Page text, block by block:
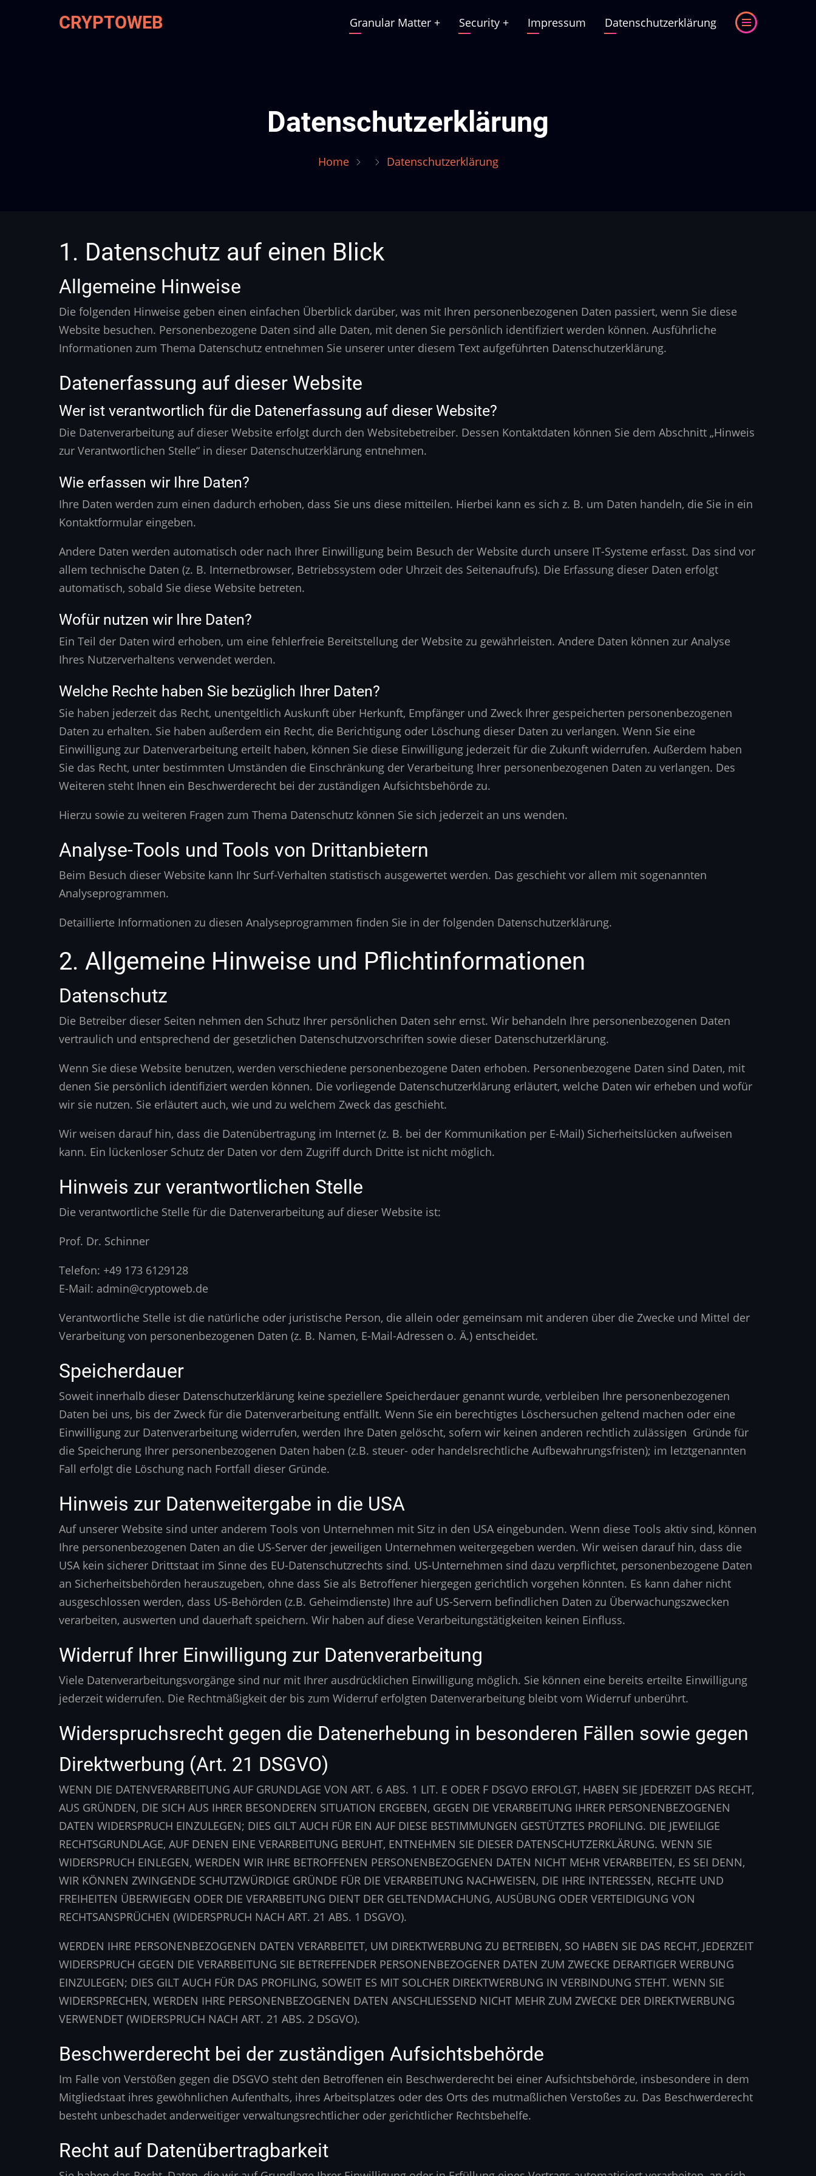
CRYPTOWEB
Main
Granular Matter + Security + Impressum Datenschutzerklärung
Datenschutzerklärung
Home Datenschutzerklärung
1. Datenschutz auf einen Blick
Allgemeine Hinweise
Die folgenden Hinweise geben einen einfachen Überblick darüber, was mit Ihren personenbezogenen Daten passiert, wenn Sie diese
Website besuchen. Personenbezogene Daten sind alle Daten, mit denen Sie persönlich identifiziert werden können. Ausführliche
Informationen zum Thema Datenschutz entnehmen Sie unserer unter diesem Text aufgeführten Datenschutzerklärung.
Datenerfassung auf dieser Website
Wer ist verantwortlich für die Datenerfassung auf dieser Website?
Die Datenverarbeitung auf dieser Website erfolgt durch den Websitebetreiber. Dessen Kontaktdaten können Sie dem Abschnitt „Hinweis
zur Verantwortlichen Stelle“ in dieser Datenschutzerklärung entnehmen.
Wie erfassen wir Ihre Daten?
Ihre Daten werden zum einen dadurch erhoben, dass Sie uns diese mitteilen. Hierbei kann es sich z. B. um Daten handeln, die Sie in ein
Kontaktformular eingeben.
Andere Daten werden automatisch oder nach Ihrer Einwilligung beim Besuch der Website durch unsere IT-Systeme erfasst. Das sind vor
allem technische Daten (z. B. Internetbrowser, Betriebssystem oder Uhrzeit des Seitenaufrufs). Die Erfassung dieser Daten erfolgt
automatisch, sobald Sie diese Website betreten.
Wofür nutzen wir Ihre Daten?
Ein Teil der Daten wird erhoben, um eine fehlerfreie Bereitstellung der Website zu gewährleisten. Andere Daten können zur Analyse
Ihres Nutzerverhaltens verwendet werden.
Welche Rechte haben Sie bezüglich Ihrer Daten?
Sie haben jederzeit das Recht, unentgeltlich Auskunft über Herkunft, Empfänger und Zweck Ihrer gespeicherten personenbezogenen
Daten zu erhalten. Sie haben außerdem ein Recht, die Berichtigung oder Löschung dieser Daten zu verlangen. Wenn Sie eine
Einwilligung zur Datenverarbeitung erteilt haben, können Sie diese Einwilligung jederzeit für die Zukunft widerrufen. Außerdem haben
Sie das Recht, unter bestimmten Umständen die Einschränkung der Verarbeitung Ihrer personenbezogenen Daten zu verlangen. Des
Weiteren steht Ihnen ein Beschwerderecht bei der zuständigen Aufsichtsbehörde zu.
Hierzu sowie zu weiteren Fragen zum Thema Datenschutz können Sie sich jederzeit an uns wenden.
Analyse-Tools und Tools von Dritt­anbietern
Beim Besuch dieser Website kann Ihr Surf-Verhalten statistisch ausgewertet werden. Das geschieht vor allem mit sogenannten
Analyseprogrammen.
Detaillierte Informationen zu diesen Analyseprogrammen finden Sie in der folgenden Datenschutzerklärung.
2. Allgemeine Hinweise und Pflicht­informationen
Datenschutz
Die Betreiber dieser Seiten nehmen den Schutz Ihrer persönlichen Daten sehr ernst. Wir behandeln Ihre personenbezogenen Daten
vertraulich und entsprechend der gesetzlichen Datenschutzvorschriften sowie dieser Datenschutzerklärung.
Wenn Sie diese Website benutzen, werden verschiedene personenbezogene Daten erhoben. Personenbezogene Daten sind Daten, mit
denen Sie persönlich identifiziert werden können. Die vorliegende Datenschutzerklärung erläutert, welche Daten wir erheben und wofür
wir sie nutzen. Sie erläutert auch, wie und zu welchem Zweck das geschieht.
Wir weisen darauf hin, dass die Datenübertragung im Internet (z. B. bei der Kommunikation per E-Mail) Sicherheitslücken aufweisen
kann. Ein lückenloser Schutz der Daten vor dem Zugriff durch Dritte ist nicht möglich.
Hinweis zur verantwortlichen Stelle
Die verantwortliche Stelle für die Datenverarbeitung auf dieser Website ist:
Prof. Dr. Schinner
Telefon: +49 173 6129128
E-Mail: admin@cryptoweb.de
Verantwortliche Stelle ist die natürliche oder juristische Person, die allein oder gemeinsam mit anderen über die Zwecke und Mittel der
Verarbeitung von personenbezogenen Daten (z. B. Namen, E-Mail-Adressen o. Ä.) entscheidet.
Speicherdauer
Soweit innerhalb dieser Datenschutzerklärung keine speziellere Speicherdauer genannt wurde, verbleiben Ihre personenbezogenen
Daten bei uns, bis der Zweck für die Datenverarbeitung entfällt. Wenn Sie ein berechtigtes Löschersuchen geltend machen oder eine
Einwilligung zur Datenverarbeitung widerrufen, werden Ihre Daten gelöscht, sofern wir keinen anderen rechtlich zulässigen Gründe für
die Speicherung Ihrer personenbezogenen Daten haben (z.B. steuer- oder handelsrechtliche Aufbewahrungsfristen); im letztgenannten
Fall erfolgt die Löschung nach Fortfall dieser Gründe.
Hinweis zur Datenweitergabe in die USA
Auf unserer Website sind unter anderem Tools von Unternehmen mit Sitz in den USA eingebunden. Wenn diese Tools aktiv sind, können
Ihre personenbezogenen Daten an die US-Server der jeweiligen Unternehmen weitergegeben werden. Wir weisen darauf hin, dass die
USA kein sicherer Drittstaat im Sinne des EU-Datenschutzrechts sind. US-Unternehmen sind dazu verpflichtet, personenbezogene Daten
an Sicherheitsbehörden herauszugeben, ohne dass Sie als Betroffener hiergegen gerichtlich vorgehen könnten. Es kann daher nicht
ausgeschlossen werden, dass US-Behörden (z.B. Geheimdienste) Ihre auf US-Servern befindlichen Daten zu Überwachungszwecken
verarbeiten, auswerten und dauerhaft speichern. Wir haben auf diese Verarbeitungstätigkeiten keinen Einfluss.
Widerruf Ihrer Einwilligung zur Datenverarbeitung
Viele Datenverarbeitungsvorgänge sind nur mit Ihrer ausdrücklichen Einwilligung möglich. Sie können eine bereits erteilte Einwilligung
jederzeit widerrufen. Die Rechtmäßigkeit der bis zum Widerruf erfolgten Datenverarbeitung bleibt vom Widerruf unberührt.
Widerspruchsrecht gegen die Datenerhebung in besonderen Fällen sowie gegen
Direktwerbung (Art. 21 DSGVO)
WENN DIE DATENVERARBEITUNG AUF GRUNDLAGE VON ART. 6 ABS. 1 LIT. E ODER F DSGVO ERFOLGT, HABEN SIE JEDERZEIT DAS RECHT,
AUS GRÜNDEN, DIE SICH AUS IHRER BESONDEREN SITUATION ERGEBEN, GEGEN DIE VERARBEITUNG IHRER PERSONENBEZOGENEN
DATEN WIDERSPRUCH EINZULEGEN; DIES GILT AUCH FÜR EIN AUF DIESE BESTIMMUNGEN GESTÜTZTES PROFILING. DIE JEWEILIGE
RECHTSGRUNDLAGE, AUF DENEN EINE VERARBEITUNG BERUHT, ENTNEHMEN SIE DIESER DATENSCHUTZERKLÄRUNG. WENN SIE
WIDERSPRUCH EINLEGEN, WERDEN WIR IHRE BETROFFENEN PERSONENBEZOGENEN DATEN NICHT MEHR VERARBEITEN, ES SEI DENN,
WIR KÖNNEN ZWINGENDE SCHUTZWÜRDIGE GRÜNDE FÜR DIE VERARBEITUNG NACHWEISEN, DIE IHRE INTERESSEN, RECHTE UND
FREIHEITEN ÜBERWIEGEN ODER DIE VERARBEITUNG DIENT DER GELTENDMACHUNG, AUSÜBUNG ODER VERTEIDIGUNG VON
RECHTSANSPRÜCHEN (WIDERSPRUCH NACH ART. 21 ABS. 1 DSGVO).
WERDEN IHRE PERSONENBEZOGENEN DATEN VERARBEITET, UM DIREKTWERBUNG ZU BETREIBEN, SO HABEN SIE DAS RECHT, JEDERZEIT
WIDERSPRUCH GEGEN DIE VERARBEITUNG SIE BETREFFENDER PERSONENBEZOGENER DATEN ZUM ZWECKE DERARTIGER WERBUNG
EINZULEGEN; DIES GILT AUCH FÜR DAS PROFILING, SOWEIT ES MIT SOLCHER DIREKTWERBUNG IN VERBINDUNG STEHT. WENN SIE
WIDERSPRECHEN, WERDEN IHRE PERSONENBEZOGENEN DATEN ANSCHLIESSEND NICHT MEHR ZUM ZWECKE DER DIREKTWERBUNG
VERWENDET (WIDERSPRUCH NACH ART. 21 ABS. 2 DSGVO).
Beschwerde­recht bei der zuständigen Aufsichts­behörde
Im Falle von Verstößen gegen die DSGVO steht den Betroffenen ein Beschwerderecht bei einer Aufsichtsbehörde, insbesondere in dem
Mitgliedstaat ihres gewöhnlichen Aufenthalts, ihres Arbeitsplatzes oder des Orts des mutmaßlichen Verstoßes zu. Das Beschwerderecht
besteht unbeschadet anderweitiger verwaltungsrechtlicher oder gerichtlicher Rechtsbehelfe.
Recht auf Daten­übertrag­barkeit